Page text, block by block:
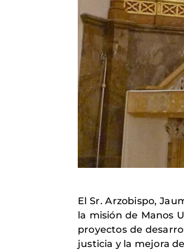
El Sr. Arzobispo,
la misión de Manos
proyectos de
justicia y la mejora